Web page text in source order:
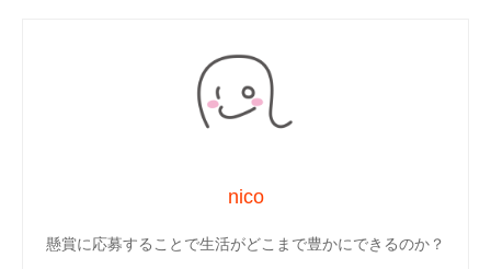
nico
懸賞に応募することで生活がどこまで豊かにできるのか？